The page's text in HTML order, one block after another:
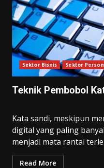
Sektor Bisnis Sektor
Teknik Pembobol
Kata sandi, meskipun
digital yang paling
menjadi mata rantai
Read More